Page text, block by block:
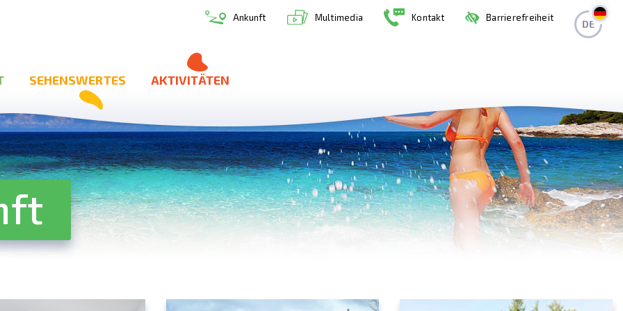
Ankunft Multimedia Kontakt Barrierefreiheit
DE
SEHENSWERTES AKTIVITÄTEN